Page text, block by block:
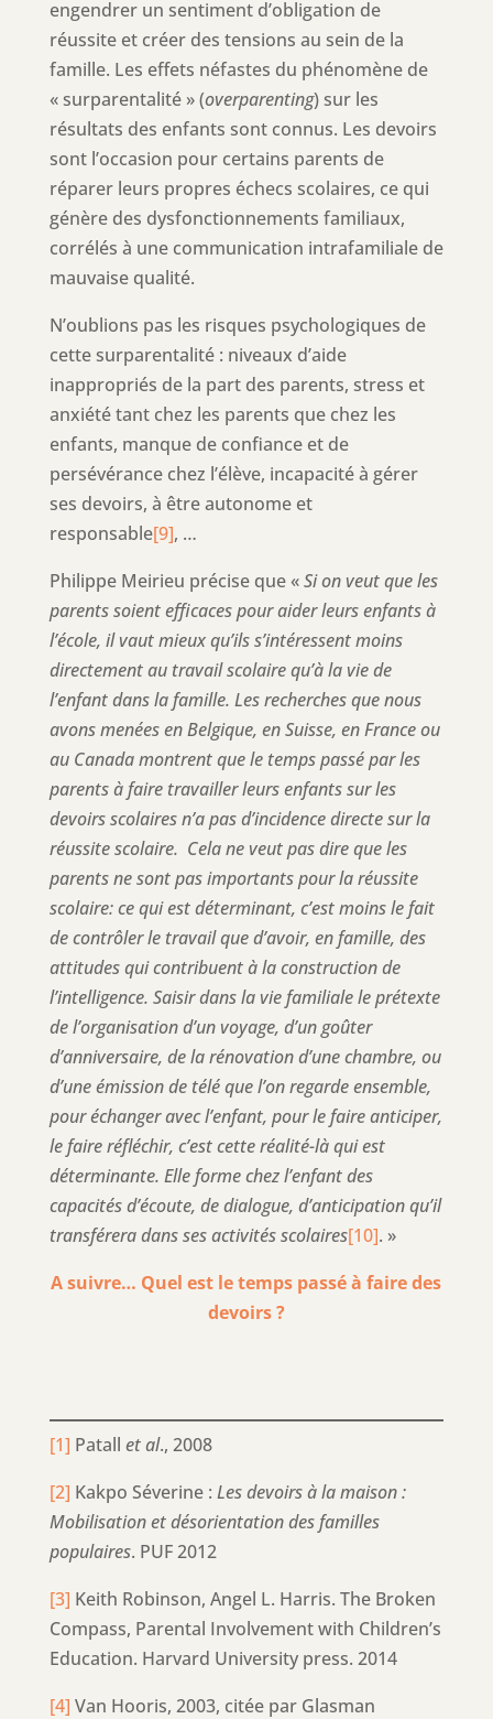
engendrer un sentiment d’obligation de
réussite et créer des tensions au sein de la
famille. Les effets néfastes du phénomène de
« surparentalité » (overparenting) sur les
résultats des enfants sont connus. Les devoirs
sont l’occasion pour certains parents de
réparer leurs propres échecs scolaires, ce qui
génère des dysfonctionnements familiaux,
corrélés à une communication intrafamiliale de
mauvaise qualité.
N’oublions pas les risques psychologiques de
cette surparentalité : niveaux d’aide
inappropriés de la part des parents, stress et
anxiété tant chez les parents que chez les
enfants, manque de confiance et de
persévérance chez l’élève, incapacité à gérer
ses devoirs, à être autonome et
responsable[9], …
Philippe Meirieu précise que «Si on veut que les
parents soient efficaces pour aider leurs enfants à
l’école, il vaut mieux qu’ils s’intéressent moins
directement au travail scolaire qu’à la vie de
l’enfant dans la famille. Les recherches que nous
avons menées en Belgique, en Suisse, en France ou
au Canada montrent que le temps passé par les
parents à faire travailler leurs enfants sur les
devoirs scolaires n’a pas d’incidence directe sur la
réussite scolaire. Cela ne veut pas dire que les
parents ne sont pas importants pour la réussite
scolaire: ce qui est déterminant, c’est moins le fait
de contrôler le travail que d’avoir, en famille, des
attitudes qui contribuent à la construction de
l’intelligence. Saisir dans la vie familiale le prétexte
de l’organisation d’un voyage, d’un goûter
d’anniversaire, de la rénovation d’une chambre, ou
d’une émission de télé que l’on regarde ensemble,
pour échanger avec l’enfant, pour le faire anticiper,
le faire réfléchir, c’est cette réalité-là qui est
déterminante. Elle forme chez l’enfant des
capacités d’écoute, de dialogue, d’anticipation qu’il
transférera dans ses activités scolaires[10]. »
A suivre… Quel est le temps passé à faire des
devoirs ?
[1] Patall et al., 2008
[2] Kakpo Séverine : Les devoirs à la maison :
Mobilisation et désorientation des familles
populaires. PUF 2012
[3] Keith Robinson, Angel L. Harris. The Broken
Compass, Parental Involvement with Children’s
Education. Harvard University press. 2014
[4] Van Hooris, 2003, citée par Glasman